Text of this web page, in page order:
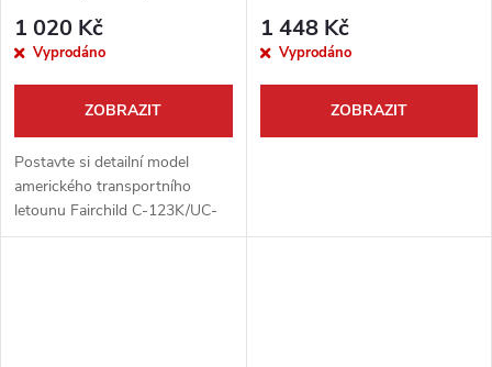
1 020 Kč
Vyprodáno
ZOBRAZIT
Postavte si detailní model
amerického transportního
letounu Fairchild C-123K/UC-
123K Provider od renomované
1 448 Kč
Vyprodáno
ZOBRAZIT